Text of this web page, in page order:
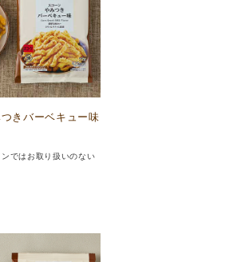
きバーベキュー味
ではお取り扱いのない